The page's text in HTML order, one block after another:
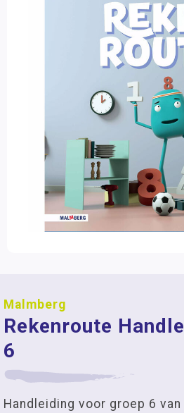
Malmberg
Rekenroute
6
Handleiding voor groep 6